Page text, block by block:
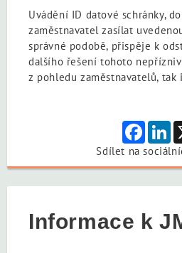
Uvádění ID datové schránky,
zaměstnavatel zasílat
správné podobě, přispěje k
dalšího řešení tohoto
z pohledu zaměstnavatelů, tak
Sdílet na
Informace k